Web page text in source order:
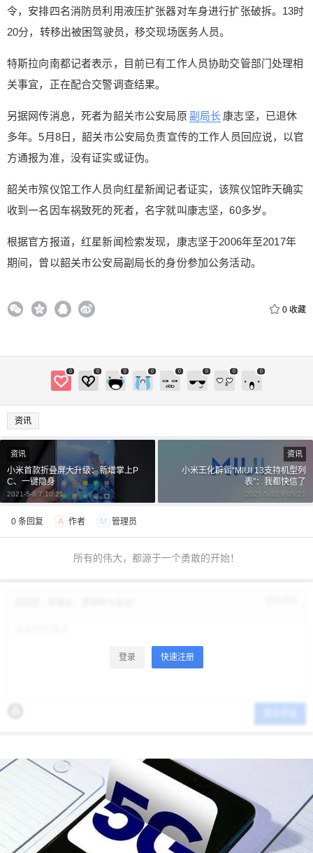
令，安排四名消防员利用液压扩张器对车身进行扩张破拆。13时
20分，转移出被困驾驶员，移交现场医务人员。
特斯拉向南都记者表示，目前已有工作人员协助交管部门处理相
关事宜，正在配合交警调查结果。
另据网传消息，死者为韶关市公安局原 副局长 康志坚，已退休
多年。5月8日，韶关市公安局负责宣传的工作人员回应说，以官
方通报为准，没有证实或证伪。
韶关市殡仪馆工作人员向红星新闻记者证实，该殡仪馆昨天确实
收到一名因车祸致死的死者，名字就叫康志坚，60多岁。
根据官方报道，红星新闻检索发现，康志坚于2006年至2017年
期间，曾以韶关市公安局副局长的身份参加公务活动。
0 收藏
0 0 0 0 0 0 0 0
资讯
立刻支付
资讯
小米首款折叠屏大升级：新增掌上P
C、一键隐身
2021-5-8 7:10:21
资讯
小米王化辟谣“MIUI 13支持机型列
表”：我都快信了
2021-5-12 9:05:21
0 条回复 A 作者 M 管理员
所有的伟大，都源于一个勇敢的开始！
登录 快速注册